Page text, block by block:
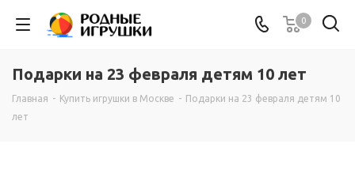
0
Подарки на 23 февраля детям 10 лет
Главная - Купить игрушки в Москве - Подарки на 23 февраля детям 10
лет